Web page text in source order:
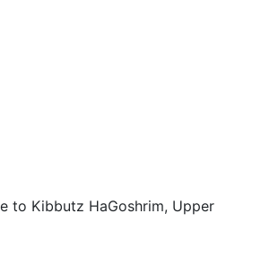
to Kibbutz HaGoshrim, Upper